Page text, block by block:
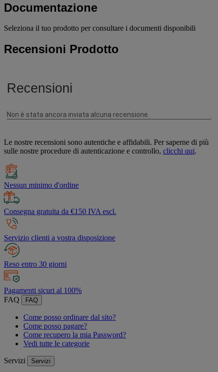
Documentazione
Seleziona il tuo prodotto per consultare i documenti disponibili
Recensioni Prodotto
Le nostre recensioni sono autentiche e affidabili. Per saperne di più
sulle nostre procedure di autenticazione e controllo, clicchi qui.
Nessun minimo d'ordine
Consegna gratuita da €150 IVA escl.
Servizio clienti a vostra disposizione
Reso entro 30 giorni
Pagamenti sicuri al 100%
FAQ
FAQ
Come posso ordinare dal sito?
Come posso pagare?
Come recupero la mia Password?
Vedi tutte le categorie
Servizi Servizi